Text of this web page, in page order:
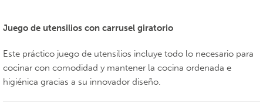
Juego de utensilios con carrusel giratorio
Este práctico juego de utensilios incluye todo lo necesario para
cocinar con comodidad y mantener la cocina ordenada e
higiénica gracias a su innovador diseño.